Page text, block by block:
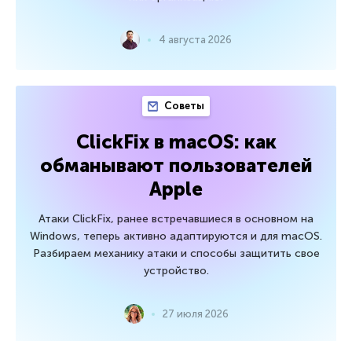
4 августа 2026
Советы
ClickFix в macOS: как
обманывают пользователей
Apple
Атаки ClickFix, ранее встречавшиеся в основном на
Windows, теперь активно адаптируются и для macOS.
Разбираем механику атаки и способы защитить свое
устройство.
27 июля 2026